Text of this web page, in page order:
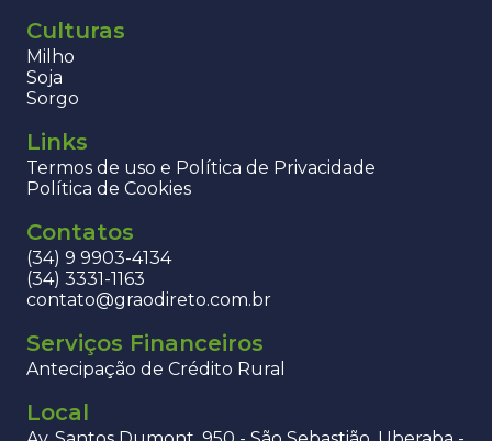
Culturas
Milho
Soja
Sorgo
Links
Termos de uso e Política de Privacidade
Política de Cookies
Contatos
(34) 9 9903-4134
(34) 3331-1163
contato@graodireto.com.br
Serviços Financeiros
Antecipação de Crédito Rural
Local